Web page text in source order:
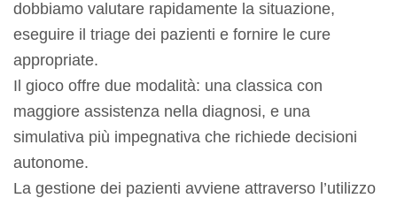
dobbiamo valutare rapidamente la situazione,
eseguire il triage dei pazienti e fornire le cure
appropriate.
Il gioco offre due modalità: una classica con
maggiore assistenza nella diagnosi, e una
simulativa più impegnativa che richiede decisioni
autonome.
La gestione dei pazienti avviene attraverso l’utilizzo